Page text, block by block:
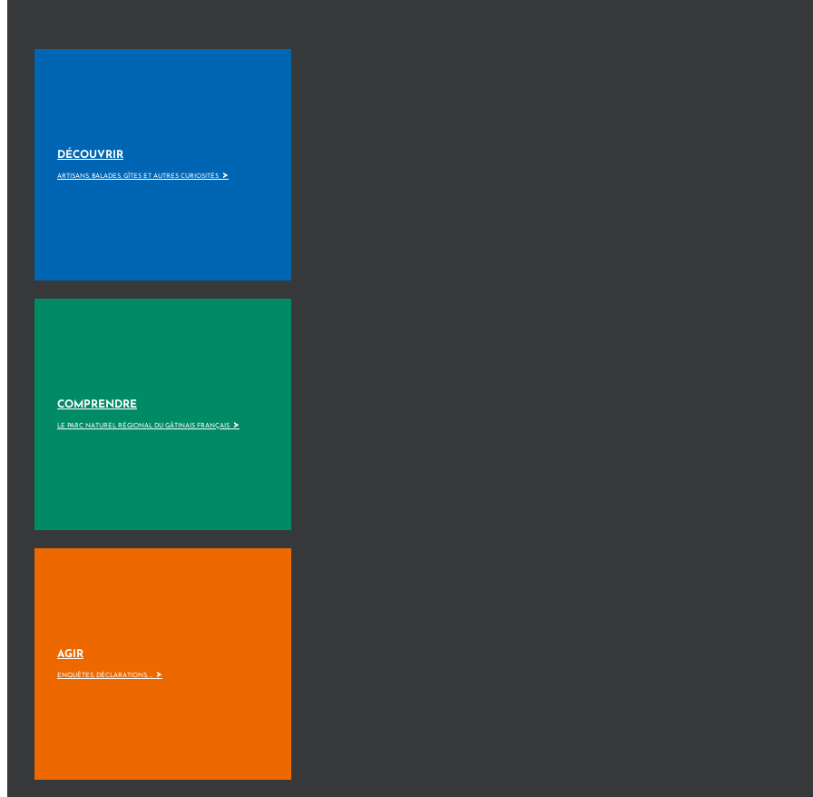
DÉCOUVRIR
ARTISANS, BALADES, GÎTES ET AUTRES CURIOSITÉS >
COMPRENDRE
LE PARC NATUREL RÉGIONAL DU GÂTINAIS FRANÇAIS >
AGIR
ENQUÊTES, DÉCLARATIONS, ... >